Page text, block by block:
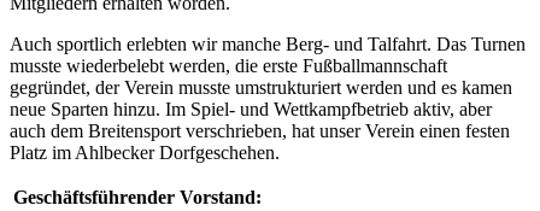
Auch sportlich erlebten wir manche Berg- und Talfahrt. Das Turnen
musste wiederbelebt werden, die erste Fußballmannschaft
gegründet, der Verein musste umstrukturiert werden und es kamen
neue Sparten hinzu. Im Spiel- und Wettkampfbetrieb aktiv, aber
auch dem Breitensport verschrieben, hat unser Verein einen festen
Platz im Ahlbecker Dorfgeschehen.
Geschäftsführender Vorstand: